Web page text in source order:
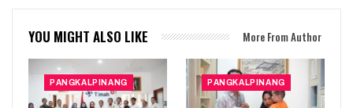
YOU MIGHT ALSO LIKE More From Author
PANGKALPINANG PANGKALPINANG